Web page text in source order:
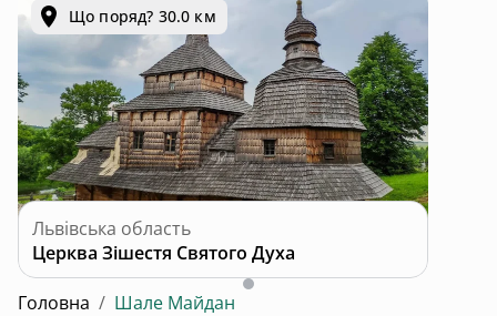
Що поряд? 30.0 км
Львівська область
Церква Зішестя Святого Духа
Головна / Шале Майдан